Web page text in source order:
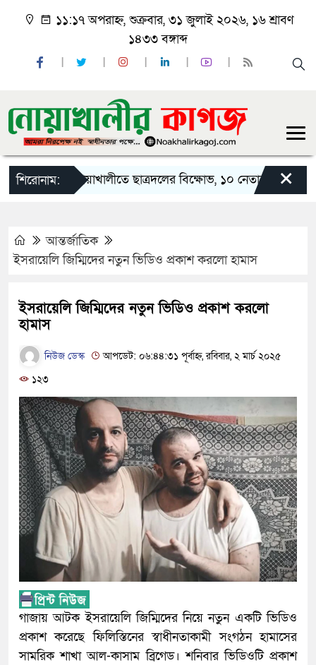
১১:১৭ অপরাহ্ন, শুক্রবার, ৩১ জুলাই ২০২৬, ১৬ শ্রাবণ
১৪৩৩ বঙ্গাব্দ
শিরোনাম:নোয়াখালীতে ছাত্রদলের বিক্ষোভ, ১০ নেতার পদত্যাগ×
আন্তর্জাতিক
ইসরায়েলি জিম্মিদের নতুন ভিডিও প্রকাশ করলো হামাস
ইসরায়েলি জিম্মিদের নতুন ভিডিও প্রকাশ করলো
হামাস
নিউজ ডেস্ক
আপডেট: ০৬:৪৪:৩১ পূর্বাহ্ন, রবিবার, ২ মার্চ ২০২৫
১২৩
গাজায় আটক ইসরায়েলি জিম্মিদের নিয়ে নতুন একটি ভিডিও
প্রকাশ করেছে ফিলিস্তিনের স্বাধীনতাকামী সংগঠন হামাসের
সামরিক শাখা আল-কাসাম ব্রিগেড। শনিবার ভিডিওটি প্রকাশ